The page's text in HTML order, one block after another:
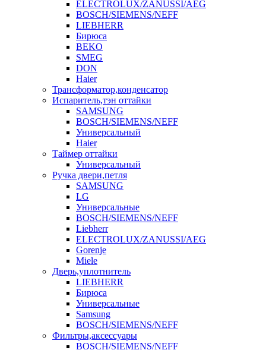
ELECTROLUX/ZANUSSI/AEG
BOSCH/SIEMENS/NEFF
LIEBHERR
Бирюса
BEKO
SMEG
DON
Haier
Трансформатор,конденсатор
Испаритель,тэн оттайки
SAMSUNG
BOSCH/SIEMENS/NEFF
Универсальный
Haier
Таймер оттайки
Универсальный
Ручка двери,петля
SAMSUNG
LG
Универсальные
BOSCH/SIEMENS/NEFF
Liebherr
ELECTROLUX/ZANUSSI/AEG
Gorenje
Miele
Дверь,уплотнитель
LIEBHERR
Бирюса
Универсальные
Samsung
BOSCH/SIEMENS/NEFF
Фильтры,аксессуары
BOSCH/SIEMENS/NEFF